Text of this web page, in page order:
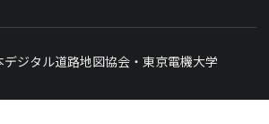
ジタル道路地図協会・東京電機大学